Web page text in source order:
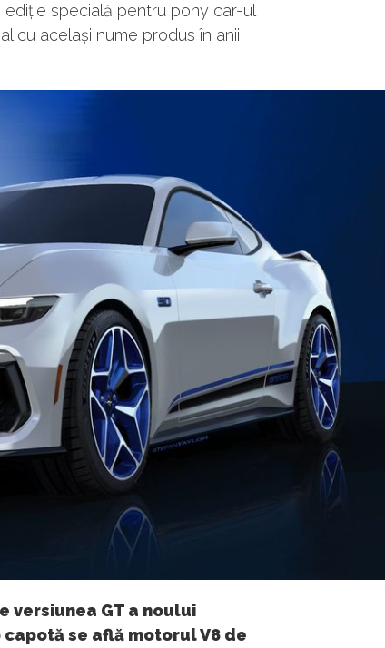
specială pentru pony car-ul
cu același nume produs în anii
versiunea GT a noului
capotă se află motorul V8 de